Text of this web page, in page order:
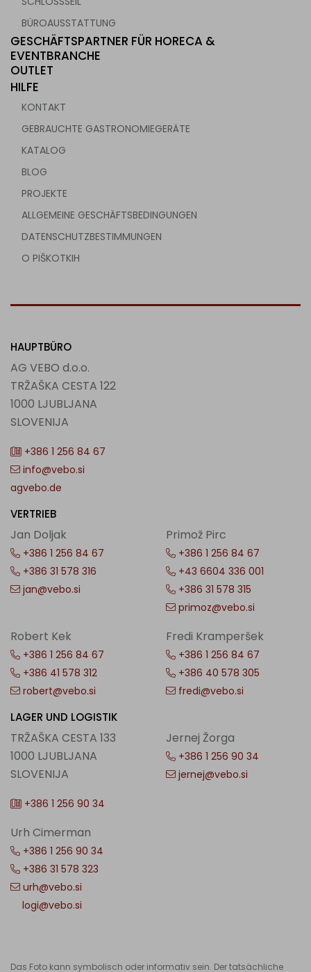
BÜROAUSSTATTUNG
GESCHÄFTSPARTNER FÜR HORECA &
EVENTBRANCHE
OUTLET
HILFE
KONTAKT
GEBRAUCHTE GASTRONOMIEGERÄTE
KATALOG
BLOG
PROJEKTE
ALLGEMEINE GESCHÄFTSBEDINGUNGEN
DATENSCHUTZBESTIMMUNGEN
O PIŠKOTKIH
HAUPTBÜRO
AG VEBO d.o.o.
TRŽAŠKA CESTA 122
1000 LJUBLJANA
SLOVENIJA
+386 1 256 84 67
info@vebo.si
agvebo.de
VERTRIEB
Jan Doljak
+386 1 256 84 67
+386 31 578 316
jan@vebo.si
Primož Pirc
+386 1 256 84 67
+43 6604 336 001
+386 31 578 315
primoz@vebo.si
Robert Kek
+386 1 256 84 67
+386 41 578 312
robert@vebo.si
Fredi Kramperšek
+386 1 256 84 67
+386 40 578 305
fredi@vebo.si
LAGER UND LOGISTIK
TRŽAŠKA CESTA 133
1000 LJUBLJANA
SLOVENIJA
+386 1 256 90 34
Urh Cimerman
+386 1 256 90 34
+386 31 578 323
urh@vebo.si
logi@vebo.si
Jernej Žorga
+386 1 256 90 34
jernej@vebo.si
Das Foto kann symbolisch oder informativ sein. Der tatsächliche